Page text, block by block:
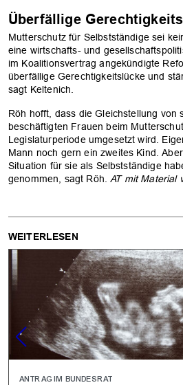
Überfällige
Mutterschutz für Selbstständige sei
eine wirtschafts- und
im Koalitionsvertrag angekündigte
überfällige Gerechtigkeitslücke und
sagt Keltenich.
Röh hofft, dass die Gleichstellung von
beschäftigten Frauen beim
Legislaturperiode umgesetzt wird.
Mann noch gern ein zweites Kind.
Situation für sie als Selbstständige
genommen, sagt Röh.AT mit Material
WEITERLESEN
ANTRAG IM BUNDESRAT